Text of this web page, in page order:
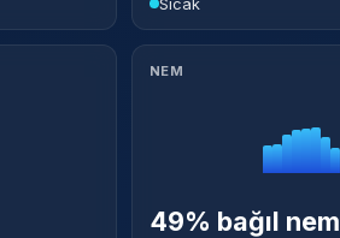
NEM
49% bağıl nem